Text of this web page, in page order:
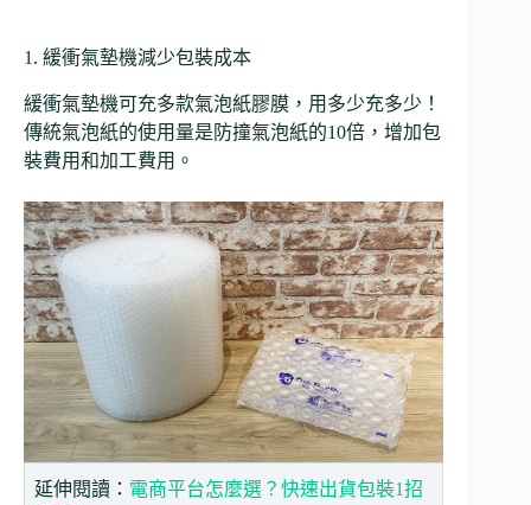
1. 緩衝氣墊機減少包裝成本
緩衝氣墊機可充多款氣泡紙膠膜，用多少充多少！
傳統氣泡紙的使用量是防撞氣泡紙的10倍，增加包
裝費用和加工費用。
延伸閱讀： 電商平台怎麼選？快速出貨包裝1招